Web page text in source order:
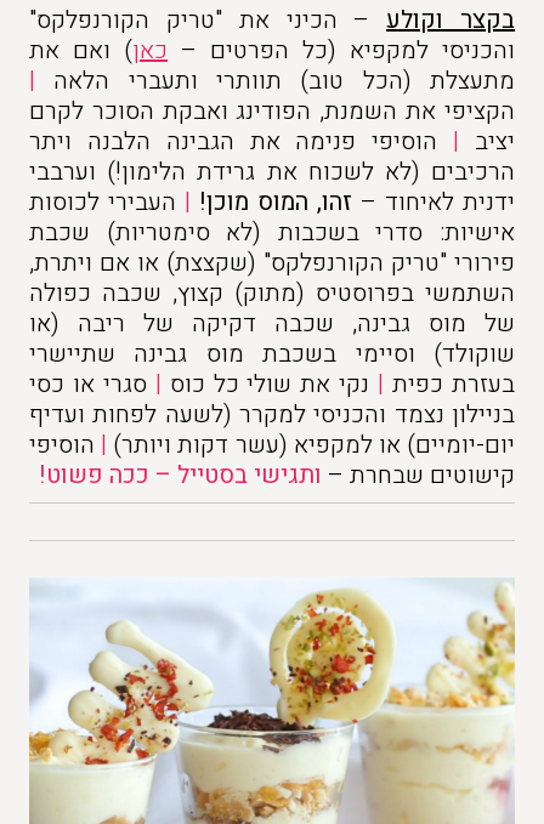
בקצר וקולע– הכיני את "טריק הקורנפלקס"
והכניסי למקפיא (כל הפרטים – כאן) ואם את
מתעצלת (הכל טוב) תוותרי ותעברי הלאה |
הקציפי את השמנת, הפודינג ואבקת הסוכר לקרם
יציב | הוסיפי פנימה את הגבינה הלבנה ויתר
הרכיבים (לא לשכוח את גרידת הלימון!) וערבבי
ידנית לאיחוד – זהו, המוס מוכן! | העבירי לכוסות
אישיות: סדרי בשכבות (לא סימטריות) שכבת
פירורי "טריק הקורנפלקס" (שקצצת) או אם ויתרת,
השתמשי בפרוסטיס (מתוק) קצוץ, שכבה כפולה
של מוס גבינה, שכבה דקיקה של ריבה (או
שוקולד) וסיימי בשכבת מוס גבינה שתיישרי
בעזרת כפית | נקי את שולי כל כוס | סגרי או כסי
בניילון נצמד והכניסי למקרר (לשעה לפחות ועדיף
יום-יומיים) או למקפיא (עשר דקות ויותר) | הוסיפי
קישוטים שבחרת – ותגישיבסטייל – ככה פשוט!